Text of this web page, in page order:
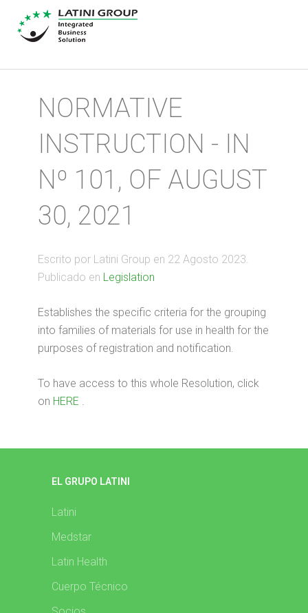
NORMATIVE
INSTRUCTION - IN
Nº 101, OF AUGUST
30, 2021
Escrito por Latini Group en 22 Agosto 2023.
Publicado en Legislation
Establishes the specific criteria for the grouping
into families of materials for use in health for the
purposes of registration and notification.
To have access to this whole Resolution, click
on HERE .
EL GRUPO LATINI
Latini
Medstar
Latin Health
Cuerpo Técnico